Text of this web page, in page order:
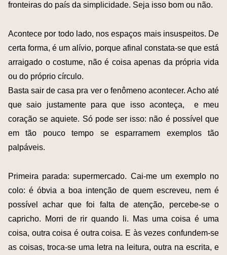
fronteiras do país da simplicidade. Seja isso bom ou não.
Acontece por todo lado, nos espaços mais insuspeitos. De
certa forma, é um alívio, porque afinal constata-se que está
arraigado o costume, não é coisa apenas da própria vida
ou do próprio círculo.
Basta sair de casa pra ver o fenômeno acontecer. Acho até
que saio justamente para que isso aconteça, e meu
coração se aquiete. Só pode ser isso: não é possível que
em tão pouco tempo se esparramem exemplos tão
palpáveis.
Primeira parada: supermercado. Cai-me um exemplo no
colo: é óbvia a boa intenção de quem escreveu, nem é
possível achar que foi falta de atenção, percebe-se o
capricho. Morri de rir quando li. Mas uma coisa é uma
coisa, outra coisa é outra coisa. E às vezes confundem-se
as coisas, troca-se uma letra na leitura, outra na escrita, e